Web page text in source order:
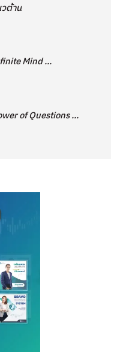
ต้าน
Mind ...
of Questions ...